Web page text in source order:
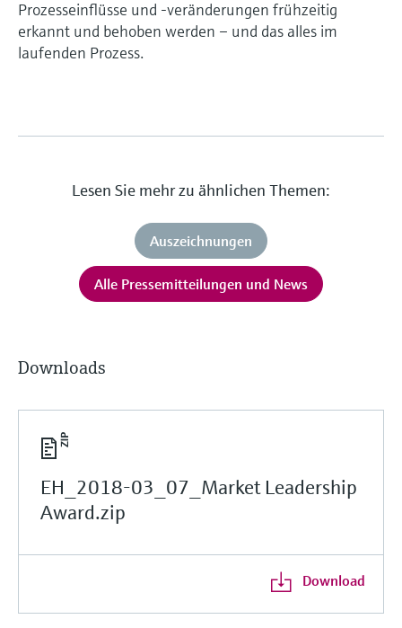
Prozesseinflüsse und -veränderungen frühzeitig
erkannt und behoben werden – und das alles im
laufenden Prozess.
Lesen Sie mehr zu ähnlichen Themen:
Auszeichnungen
Alle Pressemitteilungen und News
Downloads
EH_2018-03_07_Market Leadership
Award.zip
Download